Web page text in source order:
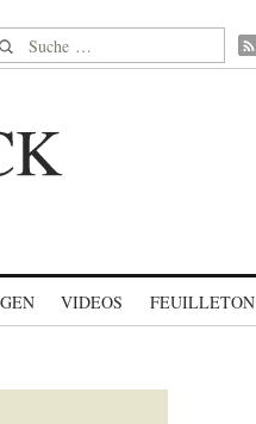
Suche nach:
VIDEOS FEUILLETON